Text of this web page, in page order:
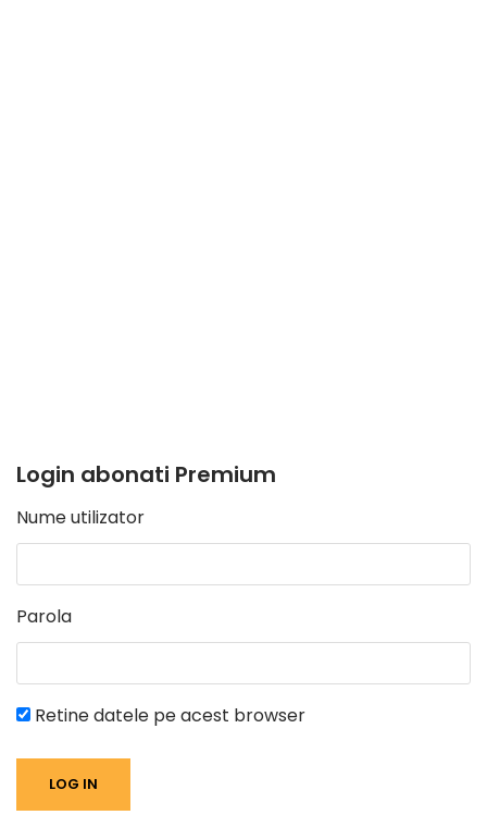
Login abonati Premium
Nume utilizator
Parola
Retine datele pe acest browser